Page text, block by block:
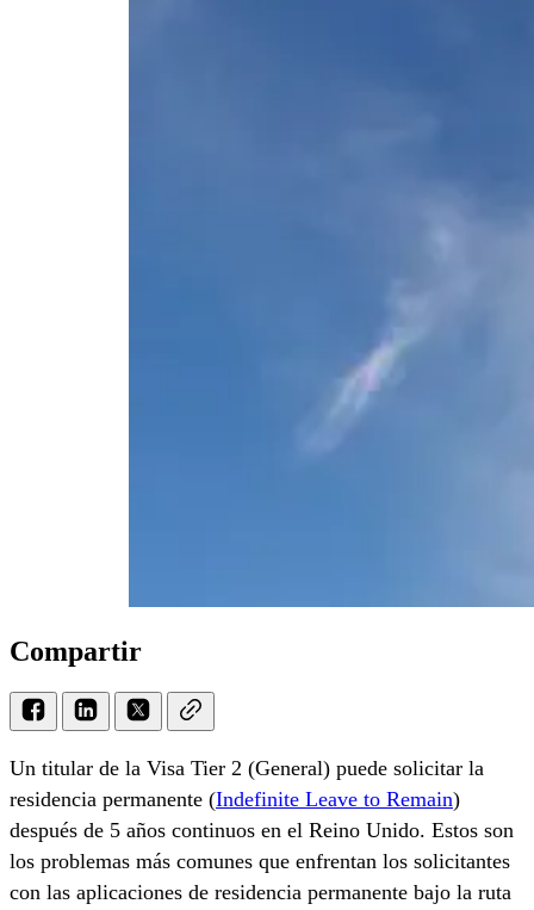
Compartir
Un titular de la Visa Tier 2 (General) puede solicitar la
residencia permanente (Indefinite Leave to Remain)
después de 5 años continuos en el Reino Unido. Estos son
los problemas más comunes que enfrentan los solicitantes
con las aplicaciones de residencia permanente bajo la ruta